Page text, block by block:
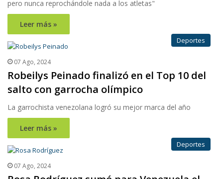
pero nunca reprochándole nada a los atletas"
Leer más »
Deportes
07 Ago, 2024
Robeilys Peinado finalizó en el Top 10 del
salto con garrocha olímpico
La garrochista venezolana logró su mejor marca del año
Leer más »
Deportes
07 Ago, 2024